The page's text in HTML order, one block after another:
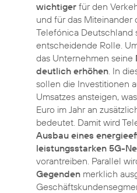
wichtiger für den
und für das
Telefónica Deutschland
entscheidende Rolle.
das Unternehmen seine
deutlich erhöhen. In
sollen die Investitionen
Umsatzes ansteigen,
Euro im Jahr an
bedeutet. Damit wird
Ausbau eines
leistungsstarken 5G-
vorantreiben. Parallel
Gegenden merklich